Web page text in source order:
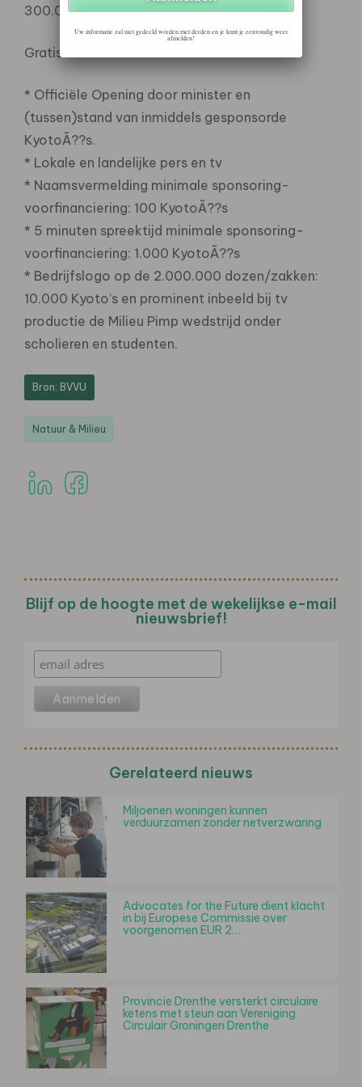
300.000 Mede Nederlanders)
Gratis Media aandacht
* Officiële Opening door minister en
(tussen)stand van inmiddels gesponsorde
KyotoÃ??s.
* Lokale en landelijke pers en tv
* Naamsvermelding minimale sponsoring-
voorfinanciering: 100 KyotoÃ??s
* 5 minuten spreektijd minimale sponsoring-
voorfinanciering: 1.000 KyotoÃ??s
* Bedrijfslogo op de 2.000.000 dozen/zakken:
10.000 Kyoto’s en prominent inbeeld bij tv
productie de Milieu Pimp wedstrijd onder
scholieren en studenten.
Bron: BVVU
Natuur & Milieu
Blijf op de hoogte met de wekelijkse e-mail
nieuwsbrief!
Gerelateerd nieuws
Miljoenen woningen kunnen
verduurzamen zonder netverzwaring
Advocates for the Future dient klacht
in bij Europese Commissie over
voorgenomen EUR 2…
Provincie Drenthe versterkt circulaire
ketens met steun aan Vereniging
Circulair Groningen Drenthe
Uw informatie zal niet gedeeld worden met derden en je kunt je eenvoudig weer
afmelden!